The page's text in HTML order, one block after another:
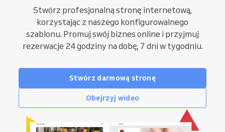
Stwórz profesjonalną stronę internetową,
korzystając z naszego konfigurowalnego
szablonu. Promuj swój biznes online i przyjmuj
rezerwacje 24 godziny na dobę, 7 dni w tygodniu.
Stwórz darmową stronę
Obejrzyj wideo